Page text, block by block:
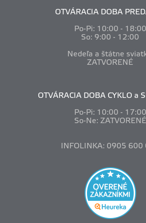
OTVÁRACIA DOBA
Po-Pi: 10:00 - 18:00
So: 9:00 - 12:00
Nedeľa a štátne
ZATVORENÉ
OTVÁRACIA DOBA CYKLO a
Po-Pi: 10:00 - 17:00
So-Ne: ZATVORENÉ
INFOLINKA: 0905 600